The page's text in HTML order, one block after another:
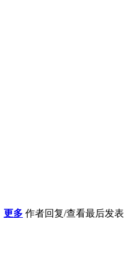
更多 作者回复/查看最后发表